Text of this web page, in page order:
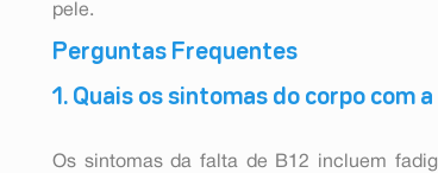
pele.
Perguntas Frequentes
1. Quais os sintomas do corpo com
Os sintomas da falta de B12 incluem